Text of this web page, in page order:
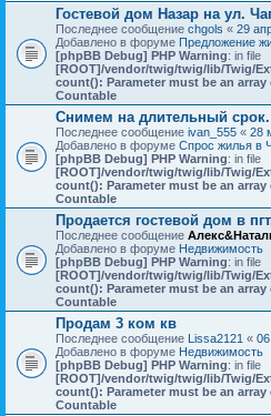
Гостевой дом Назар на ул.
Последнее сообщение chgols « 29
Добавлено в форуме Предложение
[phpBB Debug] PHP Warning: in file
[ROOT]/vendor/twig/twig/lib/Twig/
count(): Parameter must be an
Countable
Снимем на длительный срок.
Последнее сообщение ivan_555 « 28
Добавлено в форуме Спрос жилья в
[phpBB Debug] PHP Warning: in file
[ROOT]/vendor/twig/twig/lib/Twig/
count(): Parameter must be an
Countable
Продается гостевой дом в
Последнее сообщение
Добавлено в форуме Недвижимость
[phpBB Debug] PHP Warning: in file
[ROOT]/vendor/twig/twig/lib/Twig/
count(): Parameter must be an
Countable
Продам 3 ком кв
Последнее сообщение Lissa2121 «
Добавлено в форуме Недвижимость
[phpBB Debug] PHP Warning: in file
[ROOT]/vendor/twig/twig/lib/Twig/
count(): Parameter must be an
Countable